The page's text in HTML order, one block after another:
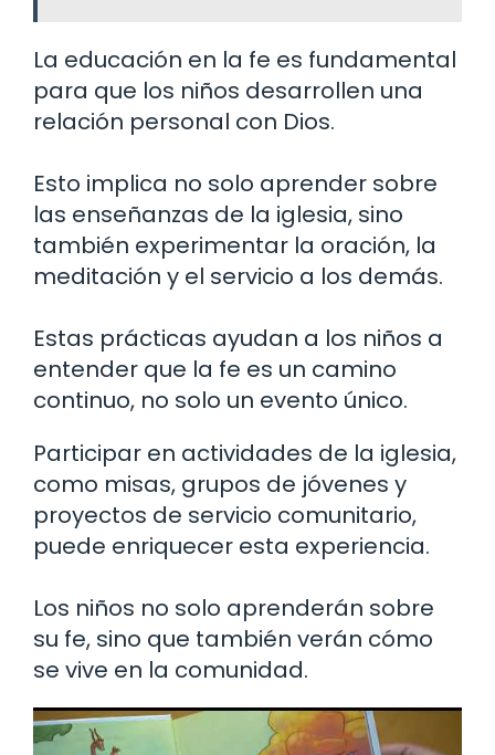
La educación en la fe es fundamental
para que los niños desarrollen una
relación personal con Dios.
Esto implica no solo aprender sobre
las enseñanzas de la iglesia, sino
también experimentar la oración, la
meditación y el servicio a los demás.
Estas prácticas ayudan a los niños a
entender que la fe es un camino
continuo, no solo un evento único.
Participar en actividades de la iglesia,
como misas, grupos de jóvenes y
proyectos de servicio comunitario,
puede enriquecer esta experiencia.
Los niños no solo aprenderán sobre
su fe, sino que también verán cómo
se vive en la comunidad.